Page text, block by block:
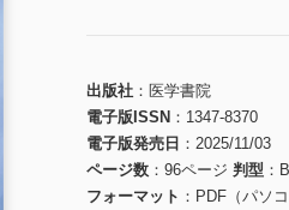
出版社
医学書院
電子版ISSN
1347-8370
電子版発売日
2025/11/03
ページ数
96ページ 判型
フォーマット
PDF（パソ